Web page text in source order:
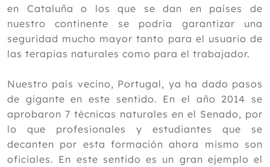
en Cataluña o los que se dan en países de
nuestro continente se podría garantizar una
seguridad mucho mayor tanto para el usuario de
las terapias naturales como para el trabajador.
Nuestro país vecino, Portugal, ya ha dado pasos
de gigante en este sentido. En el año 2014 se
aprobaron 7 técnicas naturales en el Senado, por
lo que profesionales y estudiantes que se
decanten por esta formación ahora mismo son
oficiales. En este sentido es un gran ejemplo el